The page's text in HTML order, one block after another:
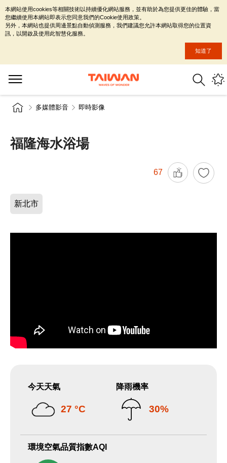
多媒體影音 即時影像
福隆海水浴場
67
新北市
今天天氣
27 °C
降雨機率
30%
環境空氣品質指數AQI
本網站使用cookies等相關技術以持續優化網站服務，並有助於為您提供更佳的體驗，當
您繼續使用本網站即表示您同意我們的Cookie使用政策。
另外，本網站也提供周邊景點自動偵測服務，我們建議您允許本網站取得您的位置資
訊，以開啟及使用此智慧化服務。
知道了